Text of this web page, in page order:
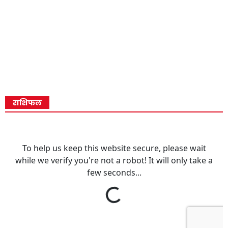
राशिफल